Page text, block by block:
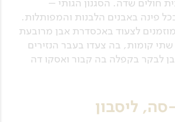
פינה באבנים הלבנות והמפותלות.
לצעוד באכסדרת אבן מרובעת
קומות, בה צעדו בעבר הנזירים
לבקר בקפלה בה קבור ואסקו דה
ליסבון